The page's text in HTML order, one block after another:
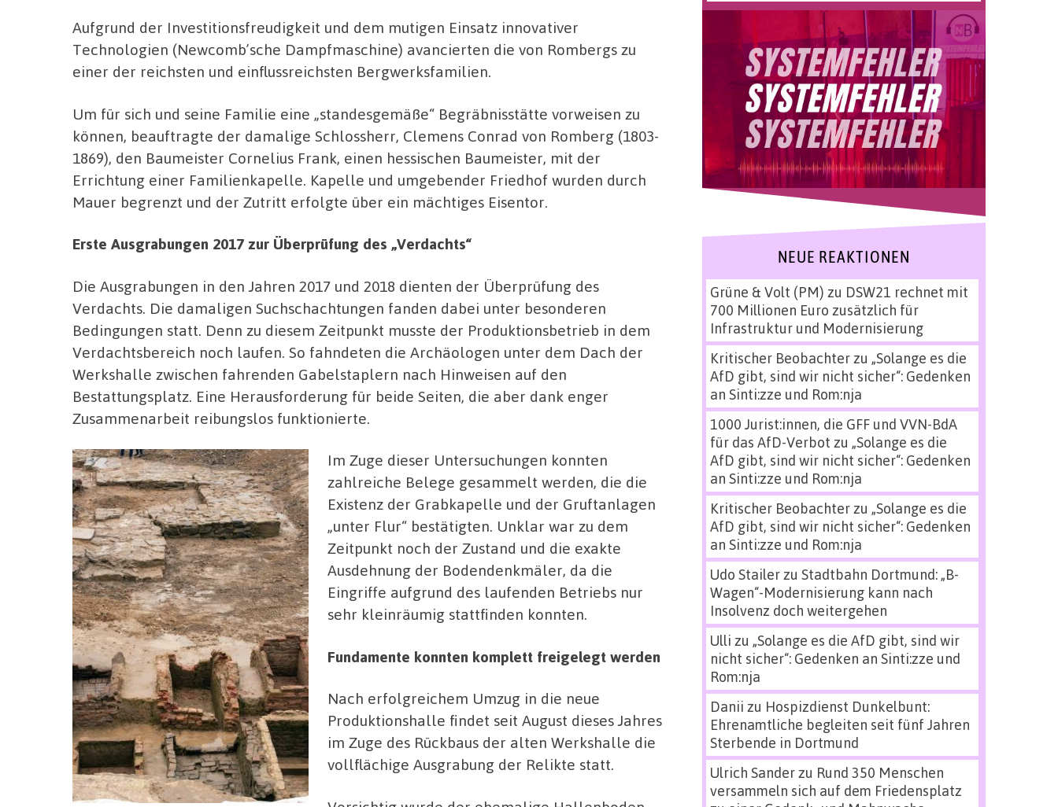
Aufgrund der Investitionsfreudigkeit und dem mutigen Einsatz innovativer
Technologien (Newcomb’sche Dampfmaschine) avancierten die von Rombergs zu
einer der reichsten und einflussreichsten Bergwerksfamilien.
Um für sich und seine Familie eine „standesgemäße“ Begräbnisstätte vorweisen zu
können, beauftragte der damalige Schlossherr, Clemens Conrad von Romberg (1803-
1869), den Baumeister Cornelius Frank, einen hessischen Baumeister, mit der
Errichtung einer Familienkapelle. Kapelle und umgebender Friedhof wurden durch
Mauer begrenzt und der Zutritt erfolgte über ein mächtiges Eisentor.
Erste Ausgrabungen 2017 zur Überprüfung des „Verdachts“
Die Ausgrabungen in den Jahren 2017 und 2018 dienten der Überprüfung des
Verdachts. Die damaligen Suchschachtungen fanden dabei unter besonderen
Bedingungen statt. Denn zu diesem Zeitpunkt musste der Produktionsbetrieb in dem
Verdachtsbereich noch laufen. So fahndeten die Archäologen unter dem Dach der
Werkshalle zwischen fahrenden Gabelstaplern nach Hinweisen auf den
Bestattungsplatz. Eine Herausforderung für beide Seiten, die aber dank enger
Zusammenarbeit reibungslos funktionierte.
Im Zuge dieser Untersuchungen konnten
zahlreiche Belege gesammelt werden, die die
Existenz der Grabkapelle und der Gruftanlagen
„unter Flur“ bestätigten. Unklar war zu dem
Zeitpunkt noch der Zustand und die exakte
Ausdehnung der Bodendenkmäler, da die
Eingriffe aufgrund des laufenden Betriebs nur
sehr kleinräumig stattfinden konnten.
Fundamente konnten komplett freigelegt werden
Nach erfolgreichem Umzug in die neue
Produktionshalle findet seit August dieses Jahres
im Zuge des Rückbaus der alten Werkshalle die
vollflächige Ausgrabung der Relikte statt.
NEUE REAKTIONEN
Grüne & Volt (PM) zu DSW21 rechnet mit
700 Millionen Euro zusätzlich für
Infrastruktur und Modernisierung
Kritischer Beobachterzu „Solange es die
AfD gibt, sind wir nicht sicher“: Gedenken
an Sinti:zze und Rom:nja
1000 Jurist:innen, die GFF und VVN-BdA
für das AfD-Verbot zu „Solange es die
AfD gibt, sind wir nicht sicher“: Gedenken
an Sinti:zze und Rom:nja
Kritischer Beobachterzu „Solange es die
AfD gibt, sind wir nicht sicher“: Gedenken
an Sinti:zze und Rom:nja
Udo Stailerzu Stadtbahn Dortmund: „B-
Wagen“-Modernisierung kann nach
Insolvenz doch weitergehen
Ulli zu „Solange es die AfD gibt, sind wir
nicht sicher“: Gedenken an Sinti:zze und
Rom:nja
Danii zu Hospizdienst Dunkelbunt:
Ehrenamtliche begleiten seit fünf Jahren
Sterbende in Dortmund
Ulrich Sanderzu Rund 350 Menschen
versammeln sich auf dem Friedensplatz